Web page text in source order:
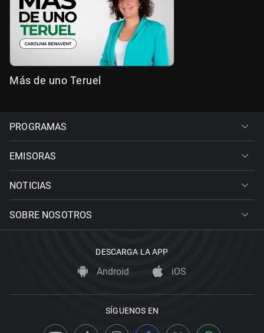
Más de uno Teruel
PROGRAMAS
EMISORAS
NOTICIAS
SOBRE NOSOTROS
DESCARGA LA APP
Android iOS
SÍGUENOS EN